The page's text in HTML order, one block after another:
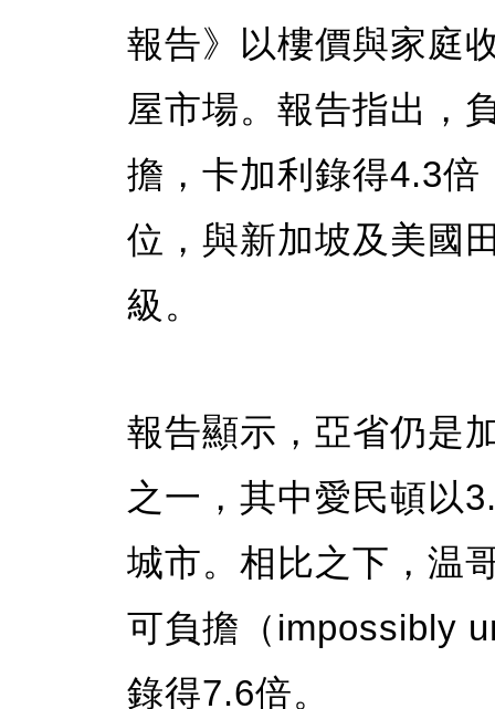
報告》以樓價與家庭
屋市場。報告指出，
擔，卡加利錄得4.3
位，與新加坡及美國
級。
報告顯示，亞省仍是
之一，其中愛民頓以
城市。相比之下，温
可負擔（impossibly
錄得7.6倍。